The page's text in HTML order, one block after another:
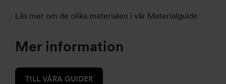
Läs mer om de olika materialen i vår Materialguide
Mer information
TILL VÅRA GUIDER